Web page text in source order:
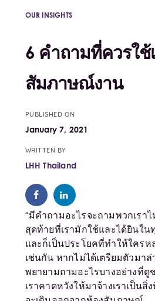
OUR INSIGHTS
6 คำถามที่ควรใช้
สัมภาษณ์งาน
PUBLISHED ON
January 7, 2021
WRITTEN BY
LHH Thailand
“มีคำถามอะไรจะถามพวกเรา
สุดท้ายที่เรามักใช้และได้ยินใ
และก็เป็นประโยคที่ทำให้ใคร
เช่นกัน หากไม่ได้เตรียมตัวมา
พยายามถามอะไรบางอย่างที่
เราคาดหวังให้มาจ้างเราเป็น